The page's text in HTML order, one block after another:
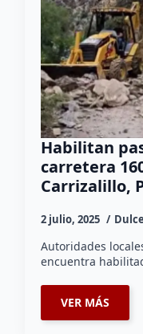
Habilitan
carretera
Carrizalillo,
2 julio, 2025
Autoridades
encuentra
VER MÁS